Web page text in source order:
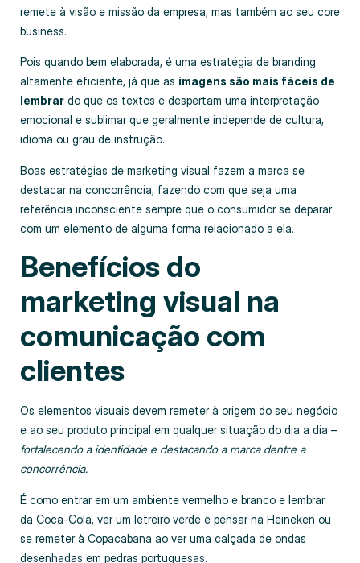
remete à visão e missão da empresa, mas também ao seu core
business.
Pois quando bem elaborada, é uma estratégia de branding
altamente eficiente, já que as imagens são mais fáceis de
lembrar do que os textos e despertam uma interpretação
emocional e sublimar que geralmente independe de cultura,
idioma ou grau de instrução.
Boas estratégias de marketing visual fazem a marca se
destacar na concorrência, fazendo com que seja uma
referência inconsciente sempre que o consumidor se deparar
com um elemento de alguma forma relacionado a ela.
Benefícios do
marketing visual na
comunicação com
clientes
Os elementos visuais devem remeter à origem do seu negócio
e ao seu produto principal em qualquer situação do dia a dia –
fortalecendo a identidade e destacando a marca dentre a
concorrência.
É como entrar em um ambiente vermelho e branco e lembrar
da Coca-Cola, ver um letreiro verde e pensar na Heineken ou
se remeter à Copacabana ao ver uma calçada de ondas
desenhadas em pedras portuguesas.